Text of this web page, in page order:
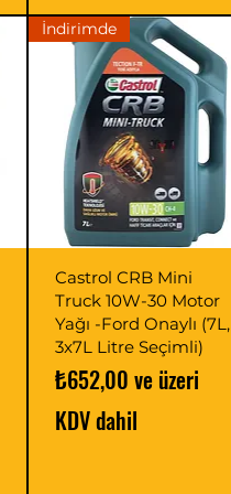
İndirimde
Castrol CRB Mini
Truck 10W-30 Motor
Yağı -Ford Onaylı (7L,
3x7L Litre Seçimli)
₺652,00 ve üzeri
İndirimli Fiyat
KDV dahil